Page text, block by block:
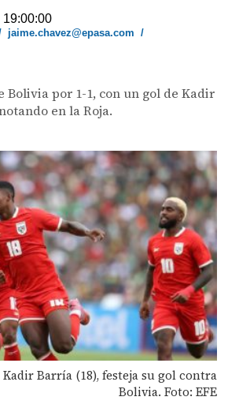
19:00:00
jaime.chavez@epasa.com /
Bolivia por 1-1, con un gol de Kadir
en la Roja.
Barría (18), festeja su gol contra
Bolivia. Foto: EFE